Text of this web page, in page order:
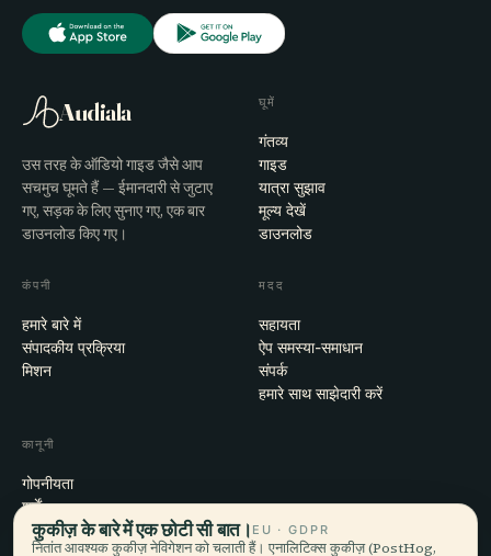
Audiala
उस तरह के ऑडियो गाइड जैसे आप
सचमुच घूमते हैं — ईमानदारी से जुटाए
गए, सड़क के लिए सुनाए गए, एक बार
डाउनलोड किए गए।
घूमें
गंतव्य
गाइड
यात्रा सुझाव
मूल्य देखें
डाउनलोड
कंपनी
हमारे बारे में
संपादकीय प्रक्रिया
मिशन
मदद
सहायता
ऐप समस्या-समाधान
संपर्क
हमारे साथ साझेदारी करें
कानूनी
गोपनीयता
शर्तें
कुकी सेटिंग्स
कुकीज़ के बारे में एक छोटी सी बात। EU · GDPR
नितांत आवश्यक कुकीज़ नेविगेशन को चलाती हैं। एनालिटिक्स कुकीज़ (PostHog,